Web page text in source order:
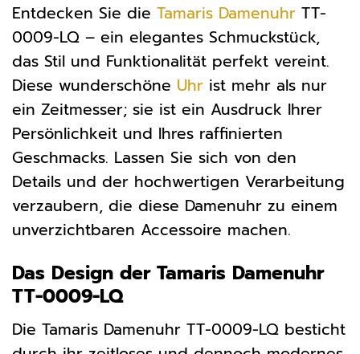
Entdecken Sie die Tamaris Damenuhr TT-
0009-LQ – ein elegantes Schmuckstück,
das Stil und Funktionalität perfekt vereint.
Diese wunderschöne Uhr ist mehr als nur
ein Zeitmesser; sie ist ein Ausdruck Ihrer
Persönlichkeit und Ihres raffinierten
Geschmacks. Lassen Sie sich von den
Details und der hochwertigen Verarbeitung
verzaubern, die diese Damenuhr zu einem
unverzichtbaren Accessoire machen.
Das Design der Tamaris Damenuhr
TT-0009-LQ
Die Tamaris Damenuhr TT-0009-LQ besticht